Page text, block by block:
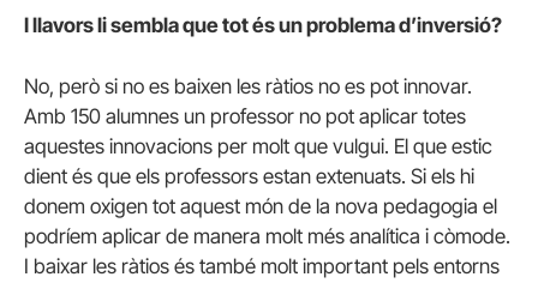
I llavors li sembla que tot és un problema d’inversió?
No, però si no es baixen les ràtios no es pot innovar.
Amb 150 alumnes un professor no pot aplicar totes
aquestes innovacions per molt que vulgui. El que estic
dient és que els professors estan extenuats. Si els hi
donem oxigen tot aquest món de la nova pedagogia el
podríem aplicar de manera molt més analítica i còmode.
I baixar les ràtios és també molt important pels entorns